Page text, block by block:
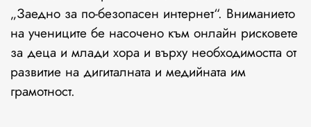
„Заедно за по-безопасен интернет“. Вниманието
на учениците бе насочено към онлайн рисковете
за деца и млади хора и върху необходимостта от
развитие на дигиталната и медийната им
грамотност.